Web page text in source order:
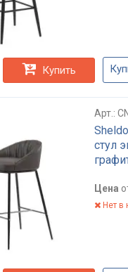
Купить
Арт.:
стул
Цена
Нет в